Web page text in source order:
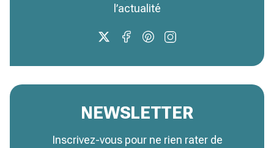
l’actualité
NEWSLETTER
Inscrivez-vous pour ne rien rater de